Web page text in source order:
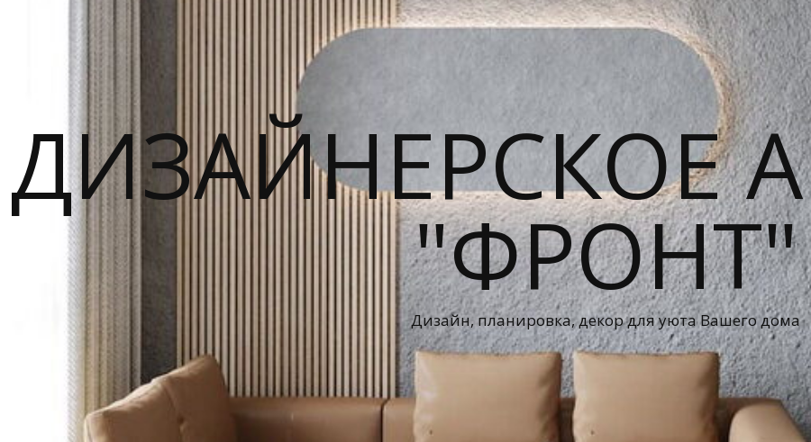
ДИЗАЙНЕРСКОЕ
"ФРОНТ"
Дизайн, планировка, декор для уюта Вашего дома